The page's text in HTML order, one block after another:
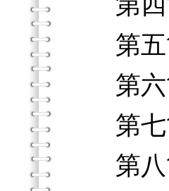
第五
第六
第七
第八